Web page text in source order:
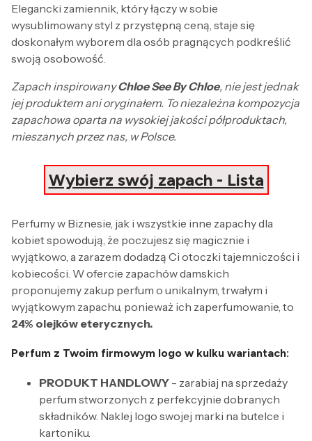
Elegancki zamiennik, który łączy w sobie
wysublimowany styl z przystępną ceną, staje się
doskonałym wyborem dla osób pragnących podkreślić
swoją osobowość.
Zapach inspirowanyChloe See By Chloe, nie jest jednak
jej produktem ani oryginałem. To niezależna kompozycja
zapachowa oparta na wysokiej jakości półproduktach,
mieszanych przez nas, w Polsce.
Wybierz swój zapach - Lista
Perfumy w Biznesie, jak i wszystkie inne zapachy dla
kobiet spowodują, że poczujesz się magicznie i
wyjątkowo, a zarazem dodadzą Ci otoczki tajemniczości i
kobiecości. W ofercie zapachów damskich
proponujemy zakup perfum o unikalnym, trwałym i
wyjątkowym zapachu, ponieważ ich zaperfumowanie, to
24% olejków eterycznych.
Perfum z Twoim firmowym logo w kulku wariantach:
PRODUKT HANDLOWY - zarabiaj na sprzedaży
perfum stworzonych z perfekcyjnie dobranych
składników. Naklej logo swojej marki na butelce i
kartoniku.